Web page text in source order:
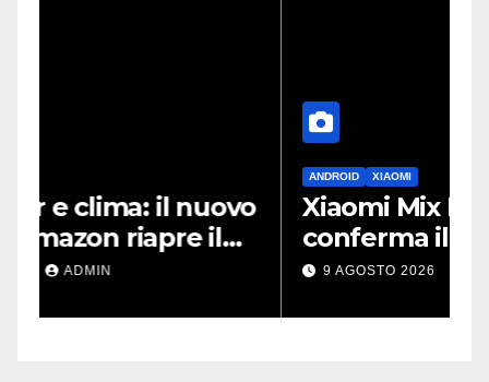
Xiaomi Mix Fold 5, un leak
conferma il design a
passaporto e HyperOS 4
9 AGOSTO 2026